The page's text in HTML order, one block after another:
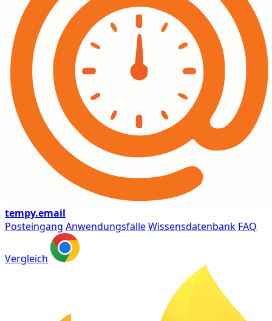
tempy.email
Posteingang AnwendungsfälleWissensdatenbank FAQ
Vergleich